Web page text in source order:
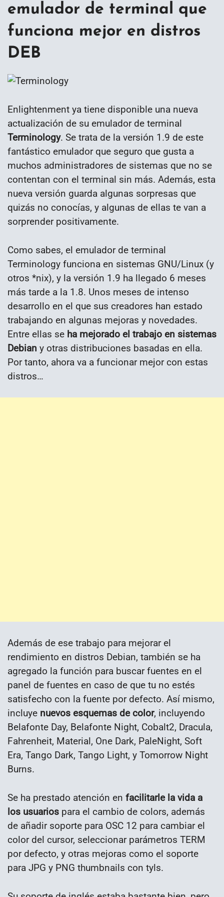
emulador de terminal que
funciona mejor en distros
DEB
Enlightenment ya tiene disponible una nueva
actualización de su emulador de terminal
Terminology. Se trata de la versión 1.9 de este
fantástico emulador que seguro que gusta a
muchos administradores de sistemas que no se
contentan con el terminal sin más. Además, esta
nueva versión guarda algunas sorpresas que
quizás no conocías, y algunas de ellas te van a
sorprender positivamente.
Como sabes, el emulador de terminal
Terminology funciona en sistemas GNU/Linux (y
otros *nix), y la versión 1.9 ha llegado 6 meses
más tarde a la 1.8. Unos meses de intenso
desarrollo en el que sus creadores han estado
trabajando en algunas mejoras y novedades.
Entre ellas se ha mejorado el trabajo en sistemas
Debian y otras distribuciones basadas en ella.
Por tanto, ahora va a funcionar mejor con estas
distros…
Además de ese trabajo para mejorar el
rendimiento en distros Debian, también se ha
agregado la función para buscar fuentes en el
panel de fuentes en caso de que tu no estés
satisfecho con la fuente por defecto. Así mismo,
incluye nuevos esquemas de color, incluyendo
Belafonte Day, Belafonte Night, Cobalt2, Dracula,
Fahrenheit, Material, One Dark, PaleNight, Soft
Era, Tango Dark, Tango Light, y Tomorrow Night
Burns.
Se ha prestado atención en facilitarle la vida a
los usuarios para el cambio de colors, además
de añadir soporte para OSC 12 para cambiar el
color del cursor, seleccionar parámetros TERM
por defecto, y otras mejoras como el soporte
para JPG y PNG thumbnails con tyls.